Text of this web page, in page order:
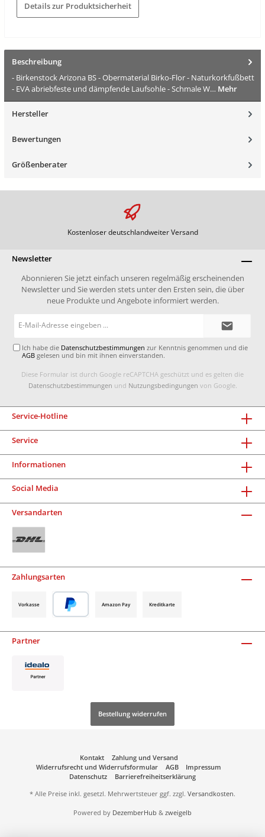
Details zur Produktsicherheit
Beschreibung
- Birkenstock Arizona BS - Obermaterial Birko-Flor - Naturkorkfußbett
- EVA abriebfeste und dämpfende Laufsohle - Schmale W… Mehr
Hersteller
Bewertungen
Größenberater
Kostenloser deutschlandweiter Versand
Newsletter
Abonnieren Sie jetzt einfach unseren regelmäßig erscheinenden
Newsletter und Sie werden stets unter den Ersten sein, die über
neue Produkte und Angebote informiert werden.
Ich habe die Datenschutzbestimmungen zur Kenntnis genommen und die
AGB gelesen und bin mit ihnen einverstanden.
Diese Formular ist durch Google reCAPTCHA geschützt und es gelten die
Datenschutzbestimmungen und Nutzungsbedingungen von Google.
Service-Hotline
Service
Informationen
Social Media
Versandarten
Zahlungsarten
Vorkasse Amazon Pay Kreditkarte
Partner
Bestellung widerrufen
Kontakt
Zahlung und Versand
Widerrufsrecht und Widerrufsformular
AGB
Impressum
Datenschutz
Barrierefreiheitserklärung
* Alle Preise inkl. gesetzl. Mehrwertsteuer ggf. zzgl. Versandkosten.
Powered by DezemberHub & zweigelb